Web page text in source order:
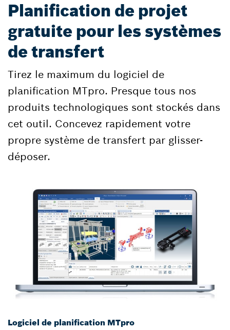
Planification de projet
gratuite pour les systèmes
de transfert
Tirez le maximum du logiciel de
planification MTpro. Presque tous nos
produits technologiques sont stockés dans
cet outil. Concevez rapidement votre
propre système de transfert par glisser-
déposer.
Logiciel de planification MTpro